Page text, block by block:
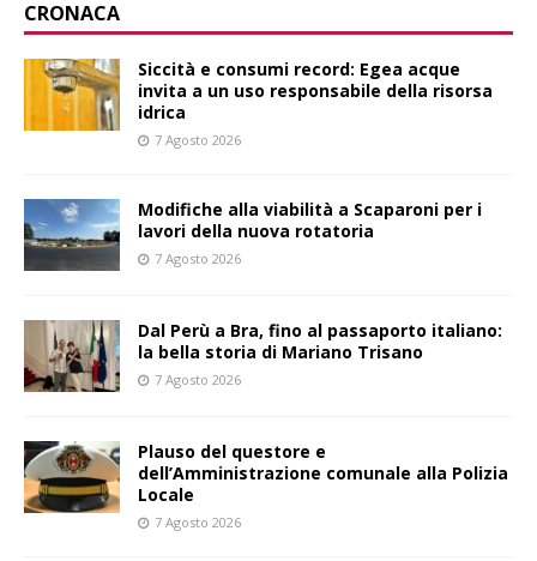
CRONACA
Siccità e consumi record: Egea acque
invita a un uso responsabile della risorsa
idrica
7 Agosto 2026
Modifiche alla viabilità a Scaparoni per i
lavori della nuova rotatoria
7 Agosto 2026
​Dal Perù a Bra, fino al passaporto italiano:
la bella storia di Mariano Trisano
7 Agosto 2026
Plauso del questore e
dell’Amministrazione comunale alla Polizia
Locale
7 Agosto 2026